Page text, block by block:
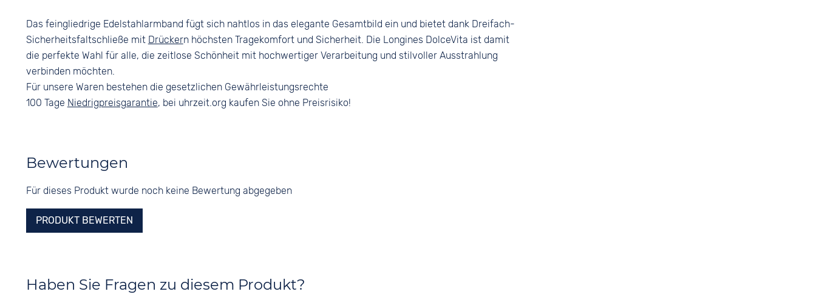
Das feingliedrige Edelstahlarmband fügt sich nahtlos in das elegante Gesamtbild ein und bietet dank Dreifach-
Sicherheitsfaltschließe mit Drückern höchsten Tragekomfort und Sicherheit. Die Longines DolceVita ist damit
die perfekte Wahl für alle, die zeitlose Schönheit mit hochwertiger Verarbeitung und stilvoller Ausstrahlung
verbinden möchten.
Für unsere Waren bestehen die gesetzlichen Gewährleistungsrechte
100 Tage Niedrigpreisgarantie, bei uhrzeit.org kaufen Sie ohne Preisrisiko!
Bewertungen
Für dieses Produkt wurde noch keine Bewertung abgegeben
PRODUKT BEWERTEN
Haben Sie Fragen zu diesem Produkt?